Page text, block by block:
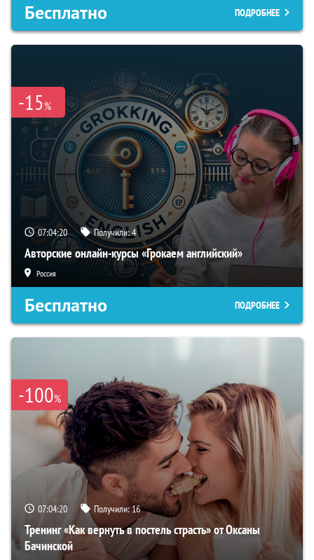
Бесплатно ПОДРОБНЕЕ
-15%
07:04:19 Получили:4
Авторские онлайн-курсы «Грокаем английский»
Россия
Бесплатно ПОДРОБНЕЕ
-100%
07:04:19 Получили:16
Тренинг «Как вернуть в постель страсть» от Оксаны
Бачинской